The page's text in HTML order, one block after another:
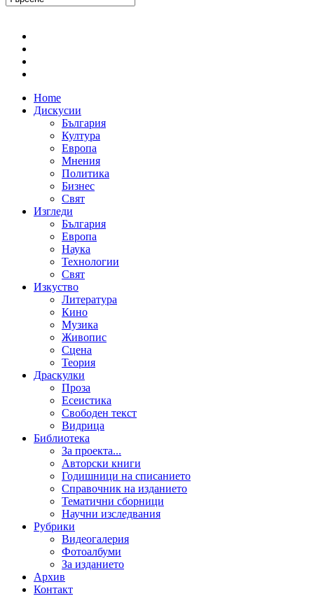
Home
Дискусии
България
Култура
Европа
Мнения
Политика
Бизнес
Свят
Изгледи
България
Европа
Наука
Технологии
Свят
Изкуство
Литература
Кино
Музика
Живопис
Сцена
Теория
Драскулки
Проза
Есеистика
Свободен текст
Видрица
Библиотека
За проекта...
Авторски книги
Годишници на списанието
Справочник на изданието
Тематични сборници
Научни изследвания
Рубрики
Видеогалерия
Фотоалбуми
За изданието
Архив
Контакт